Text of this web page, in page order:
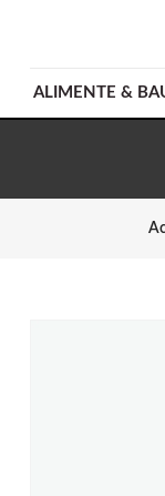
ALIMENTE &